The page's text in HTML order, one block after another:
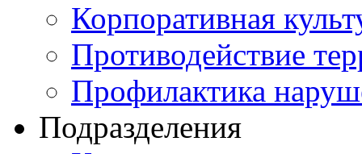
Корпоративная
Противодействие
Профилактика
Подразделения